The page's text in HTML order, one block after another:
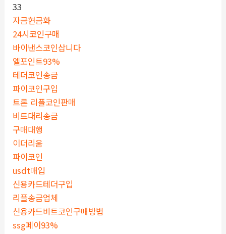
33
자금현금화
24시코인구매
바이낸스코인삽니다
엘포인트93%
테더코인송금
파이코인구입
트론 리플코인판매
비트대리송금
구매대행
이더리움
파이코인
usdt매입
신용카드테더구입
리플송금업체
신용카드비트코인구매방법
ssg페이93%